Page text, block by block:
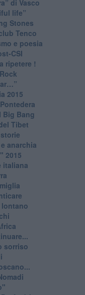
di Vasco
life”
Stones
Tenco
e poesia
CSI
ripetere !
2015
Big Bang
Tibet
anarchia
2015
italiana
sorriso